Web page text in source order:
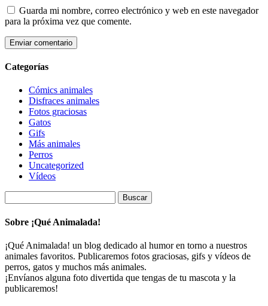
Guarda mi nombre, correo electrónico y web en este navegador
para la próxima vez que comente.
Categorías
Cómics animales
Disfraces animales
Fotos graciosas
Gatos
Gifs
Más animales
Perros
Uncategorized
Vídeos
Sobre ¡Qué Animalada!
¡Qué Animalada! un blog dedicado al humor en torno a nuestros
animales favoritos. Publicaremos fotos graciosas, gifs y vídeos de
perros, gatos y muchos más animales.
¡Envíanos alguna foto divertida que tengas de tu mascota y la
publicaremos!